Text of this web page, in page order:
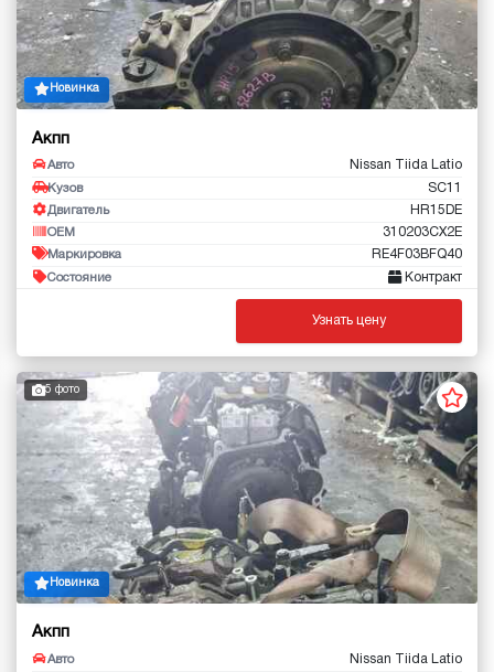
Новинка
Акпп
Авто Nissan Tiida Latio
Кузов SC11
Двигатель HR15DE
OEM 310203CX2E
Маркировка RE4F03BFQ40
Состояние Контракт
Узнать цену
5 фото
Новинка
Акпп
Авто Nissan Tiida Latio